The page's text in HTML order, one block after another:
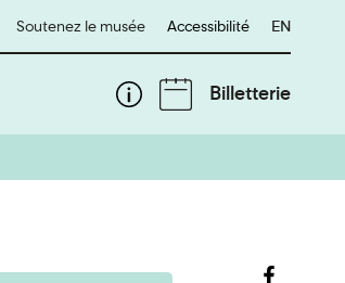
Soutenez le musée Accessibilité English
EN
Billetterie